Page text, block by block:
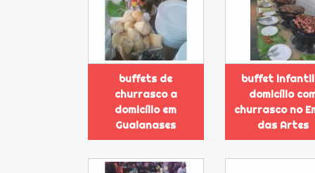
buffets de
churrasco a
domicílio em
Guaianases
buffet
domicílio
churrasco no
das Artes